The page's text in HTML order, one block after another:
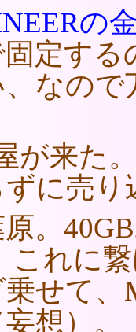
の
定す
なの
来た
ずに売
。
れに
せて
想）。